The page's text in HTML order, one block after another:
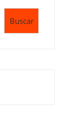
Buscar